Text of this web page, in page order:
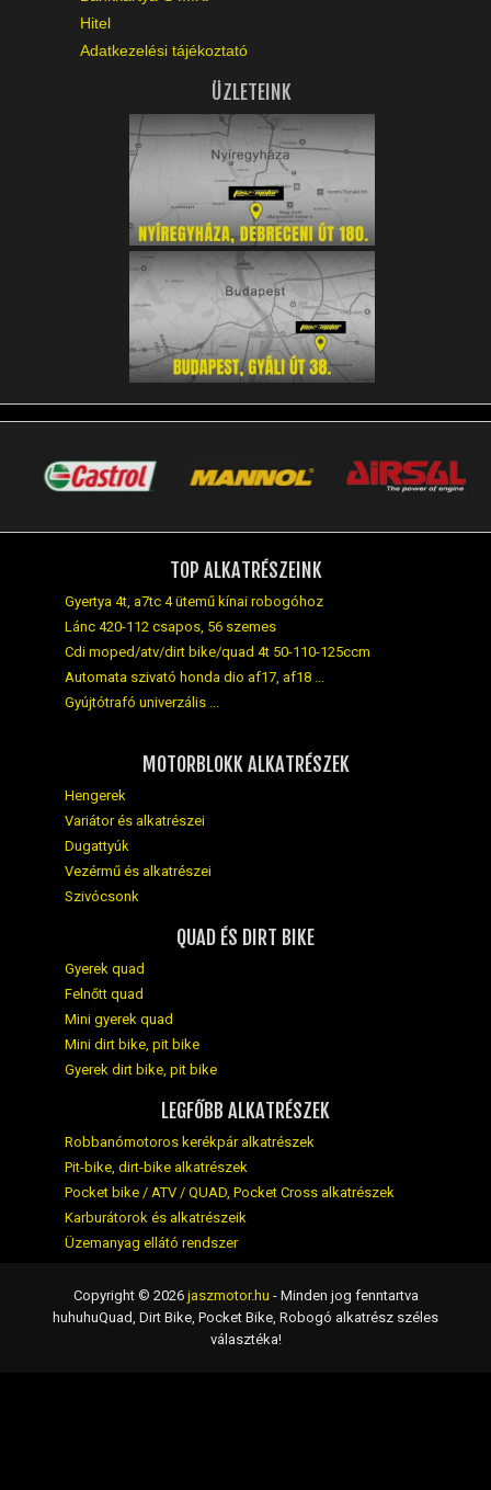
Hitel
Adatkezelési tájékoztató
ÜZLETEINK
TOP ALKATRÉSZEINK
Gyertya 4t, a7tc 4 ütemű kínai robogóhoz
Lánc 420-112 csapos, 56 szemes
Cdi moped/atv/dirt bike/quad 4t 50-110-125ccm
Automata szivató honda dio af17, af18 ...
Gyújtótrafó univerzális ...
MOTORBLOKK ALKATRÉSZEK
Hengerek
Variátor és alkatrészei
Dugattyúk
Vezérmű és alkatrészei
Szivócsonk
QUAD ÉS DIRT BIKE
Gyerek quad
Felnőtt quad
Mini gyerek quad
Mini dirt bike, pit bike
Gyerek dirt bike, pit bike
LEGFŐBB ALKATRÉSZEK
Robbanómotoros kerékpár alkatrészek
Pit-bike, dirt-bike alkatrészek
Pocket bike / ATV / QUAD, Pocket Cross alkatrészek
Karburátorok és alkatrészeik
Üzemanyag ellátó rendszer
Copyright © 2026 jaszmotor.hu - Minden jog fenntartva
huhuhuQuad, Dirt Bike, Pocket Bike, Robogó alkatrész széles
választéka!